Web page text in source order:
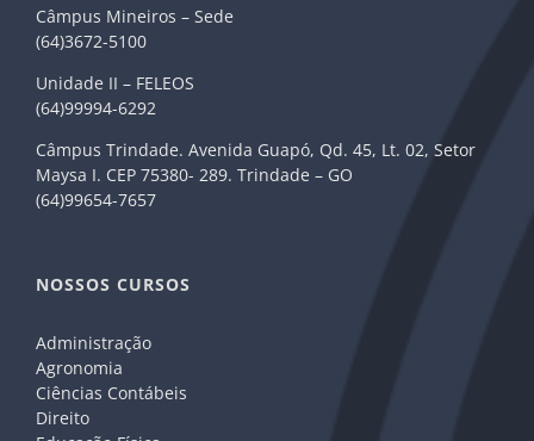
Câmpus Mineiros – Sede
(64)3672-5100
Unidade II – FELEOS
(64)99994-6292
Câmpus Trindade. Avenida Guapó, Qd. 45, Lt. 02, Setor
Maysa I. CEP 75380- 289. Trindade – GO
(64)99654-7657
NOSSOS CURSOS
Administração
Agronomia
Ciências Contábeis
Direito